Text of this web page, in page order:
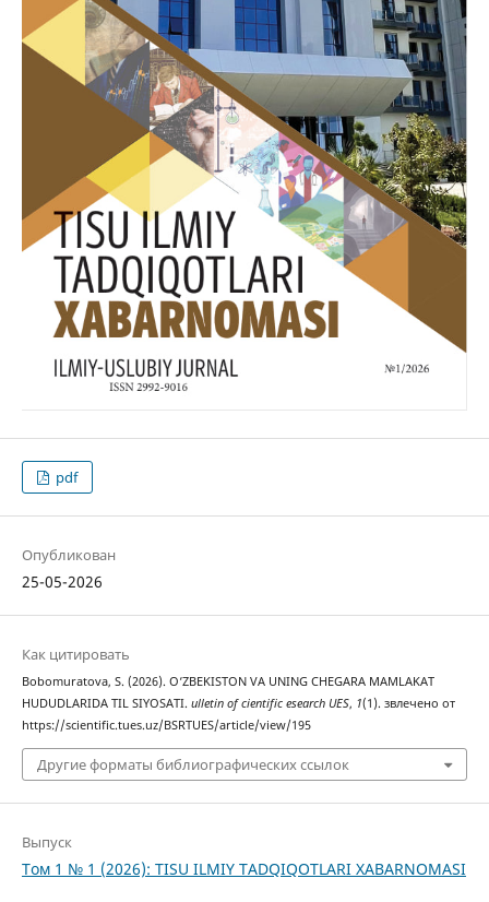
pdf
Опубликован
25-05-2026
Как цитировать
Bobomuratova, S. (2026). O‘ZBEKISTON VA UNING CHEGARA MAMLAKAT
HUDUDLARIDA TIL SIYOSATI. ulletin of cientific esearch UES, 1(1). звлечено от
https://scientific.tues.uz/BSRTUES/article/view/195
Другие форматы библиографических ссылок
Выпуск
Том 1 № 1 (2026): TISU ILMIY TADQIQOTLARI XABARNOMASI